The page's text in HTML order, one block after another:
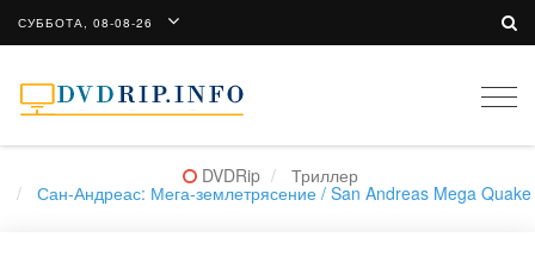
СУББОТА, 08-08-26
DVDRip Триллер
Сан-Андреас: Мега-землетрясение / San Andreas Mega Quake